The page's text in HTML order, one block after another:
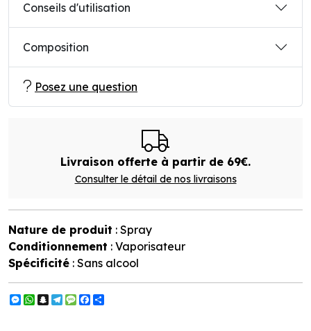
Conseils d'utilisation
Composition
Posez une question
Livraison offerte à partir de 69€.
Consulter le détail de nos livraisons
Nature de produit : Spray
Conditionnement : Vaporisateur
Spécificité : Sans alcool
Messenger
WhatsApp
Snapchat
Telegram
Message
Facebook